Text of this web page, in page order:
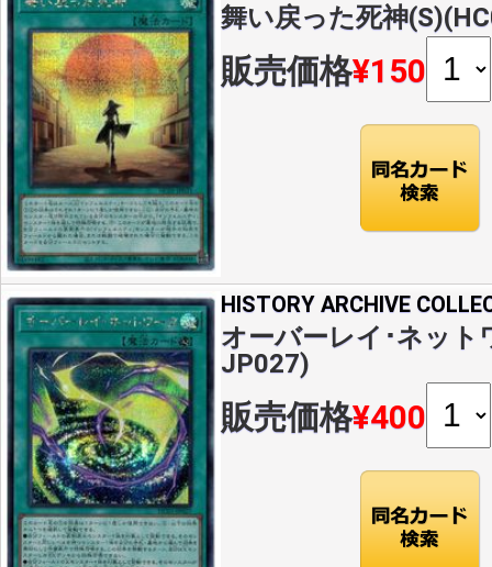
舞い戻った死神
販売価格¥150
HISTORY ARCHIVE
オーバーレイ･ネット
JP027)
販売価格¥400